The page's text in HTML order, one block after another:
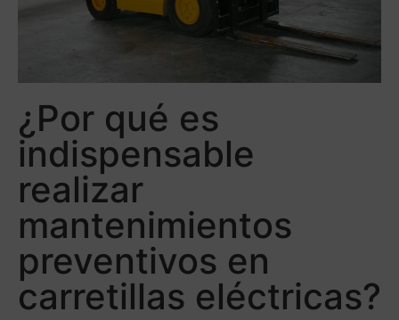
¿Por qué es
indispensable
realizar
mantenimientos
preventivos en
carretillas eléctricas?